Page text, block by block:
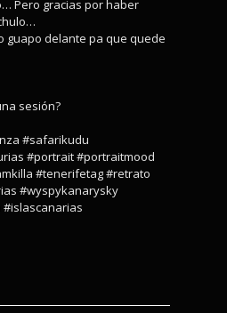
Pero gracias por haber
guapo delante pa que quede
sesión?
#safarikudu
#portrait #portraitmood
#tenerifetag #retrato
#wyspykanarysky